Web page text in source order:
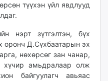
түүхэн үйл явдлууд
нэрт зүтгэлтэн, бүх
оронч Д.Сүхбаатарын эх
нөхөрсөг зан чанар,
хүчир амьдралаар олж
байгуулагч авьяас